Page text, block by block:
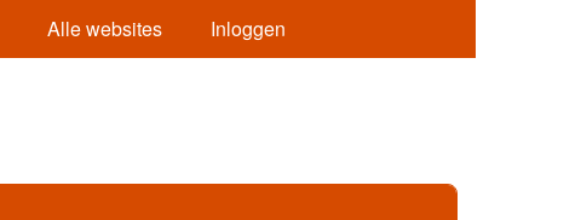
Alle websites Inloggen